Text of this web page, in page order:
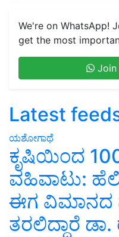
We're on WhatsApp!
get the most
Join
Latest
ಯಶೋಗಾಥೆ
ಕೃಷಿಯಿಂದ
ವಹಿವಾಟು:
ಈಗ ವಿಮಾನದ
ತರಲಿದ್ದಾರೆ